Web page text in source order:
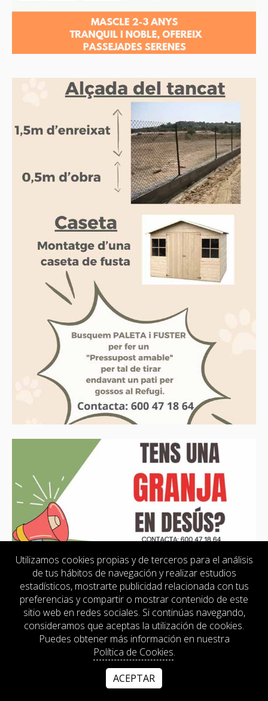
Utilizamos cookies propias y de terceros para el análisis
de tus hábitos de navegación y realizar estudios
estadísticos, mostrarte publicidad relacionada con tus
preferencias y compartir o mostrar contenido de este
sitio web en redes sociales. Si continúas navegando,
consideramos que aceptas la utilización de cookies.
Puedes obtener más información en nuestra
Política de Cookies.
ACEPTAR